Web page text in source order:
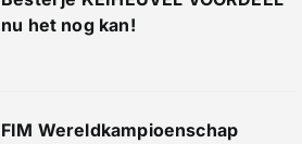
nu het nog kan!
FIM Wereldkampioenschap